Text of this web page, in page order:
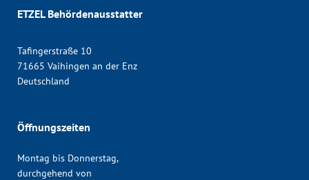
ETZEL Behördenausstatter
Tafingerstraße 10
71665 Vaihingen an der Enz
Deutschland
Öffnungszeiten
Montag bis Donnerstag,
durchgehend von